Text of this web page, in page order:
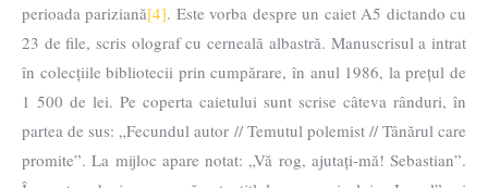
perioada pariziană[4]. Este vorba despre un caiet A5 dictando cu
23 de file, scris olograf cu cerneală albastră. Manuscrisul a intrat
în colecțiile bibliotecii prin cumpărare, în anul 1986, la prețul de
1 500 de lei. Pe coperta caietului sunt scrise câteva rânduri, în
partea de sus: „Fecundul autor // Temutul polemist // Tânărul care
promite”. La mijloc apare notat: „Vă rog, ajutați-mă! Sebastian”.